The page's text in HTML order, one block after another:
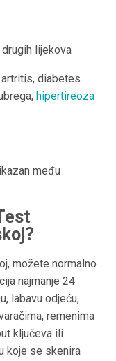
lijekova
diabetes
hipertireoza
među
možete normalno
najmanje 24
labavu odjeću,
remenima
ključeva ili
koje se skenira